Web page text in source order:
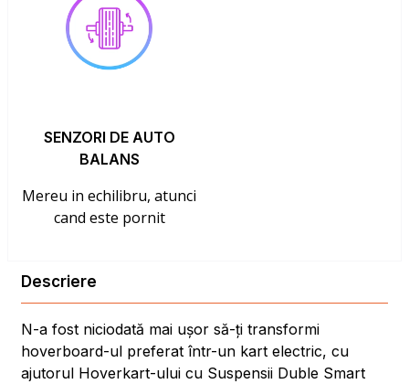
SENZORI DE AUTO
BALANS
Mereu in echilibru, atunci
cand este pornit
Descriere
N-a fost niciodată mai ușor să-ți transformi
hoverboard-ul preferat într-un kart electric, cu
ajutorul Hoverkart-ului cu Suspensii Duble Smart